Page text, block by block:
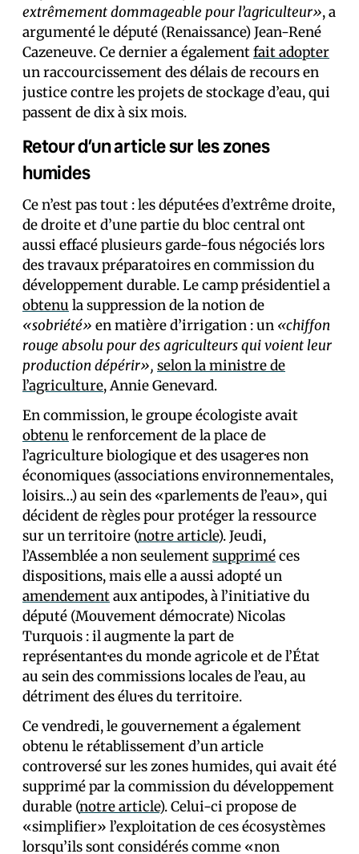
extrêmement dommageable pour l’agriculteur», a
argumenté le député (Renaissance) Jean-René
Cazeneuve. Ce dernier a égalementfait adopter
un raccourcissement des délais de recours en
justice contre les projets de stockage d’eau, qui
passent de dix à six mois.
Retour d’un article sur les zones
humides
Ce n’est pas tout : les député·es d’extrême droite,
de droite et d’une partie du bloc central ont
aussi effacé plusieurs garde-fous négociés lors
des travaux préparatoires en commission du
développement durable. Le camp présidentiel a
obtenu la suppression de la notion de
«sobriété» en matière d’irrigation : un «chiffon
rouge absolu pour des agriculteurs qui voient leur
production dépérir», selon la ministre de
l’agriculture, Annie Genevard.
En commission, le groupe écologiste avait
obtenu le renforcement de la place de
l’agriculture biologique et des usager·es non
économiques (associations environnementales,
loisirs…) au sein des «parlements de l’eau», qui
décident de règles pour protéger la ressource
sur un territoire (notre article). Jeudi,
l’Assemblée a non seulementsuppriméces
dispositions, mais elle a aussi adopté un
amendementaux antipodes, à l’initiative du
député (Mouvement démocrate) Nicolas
Turquois : il augmente la part de
représentant·es du monde agricole et de l’État
au sein des commissions locales de l’eau, au
détriment des élu·es du territoire.
Ce vendredi, le gouvernement a également
obtenu le rétablissement d’un article
controversé sur les zones humides, qui avait été
supprimé par la commission du développement
durable (notre article). Celui-ci propose de
«simplifier» l’exploitation de ces écosystèmes
lorsqu’ils sont considérés comme «non